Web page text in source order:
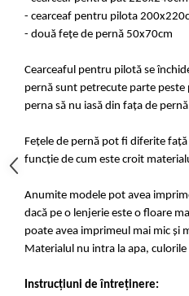
- cearceaf pentru pilota
- două fețe de pernă 50x70cm
Cearceaful pentru pilotă se
pernă sunt petrecute parte
perna să nu iasă din fața de
Fețele de pernă pot fi diferite
funcție de cum este croit
Anumite modele pot avea
dacă pe o lenjerie este o floare
poate avea imprimeul mai mic și
Materialul nu intra la apa, culorile
Instrucțiuni de întreținere: